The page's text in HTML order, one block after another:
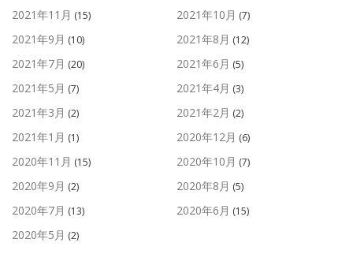
2021年11月 (15) 2021年10月 (7)
2021年9月 (10) 2021年8月 (12)
2021年7月 (20) 2021年6月 (5)
2021年5月 (7) 2021年4月 (3)
2021年3月 (2) 2021年2月 (2)
2021年1月 (1) 2020年12月 (6)
2020年11月 (15) 2020年10月 (7)
2020年9月 (2) 2020年8月 (5)
2020年7月 (13) 2020年6月 (15)
2020年5月 (2)